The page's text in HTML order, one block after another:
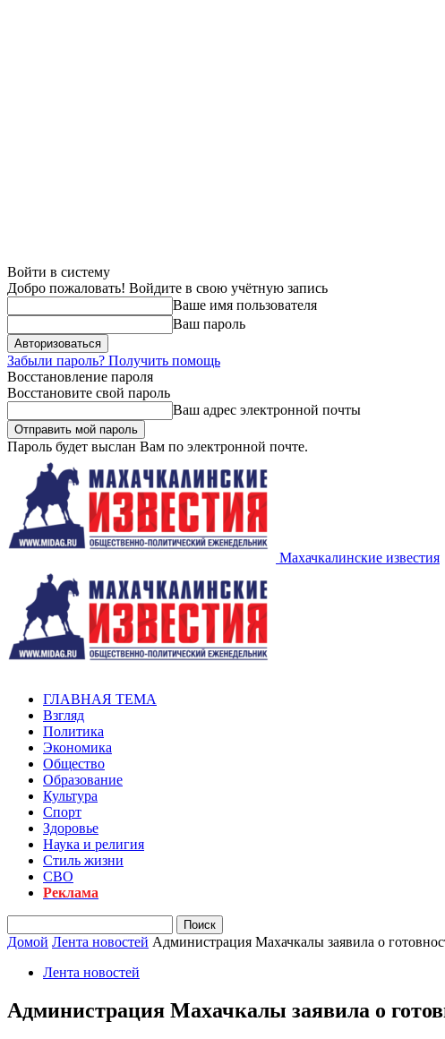
Войти в систему
Добро пожаловать! Войдите в свою учётную запись
Ваше имя пользователя
Ваш пароль
Забыли пароль? Получить помощь
Восстановление пароля
Восстановите свой пароль
Ваш адрес электронной почты
Пароль будет выслан Вам по электронной почте.
Махачкалинские известия
ГЛАВНАЯ ТЕМА
Взгляд
Политика
Экономика
Общество
Образование
Культура
Спорт
Здоровье
Наука и религия
Стиль жизни
СВО
Реклама
Домой Лента новостей Администрация Махачкалы заявила о
Лента новостей
Администрация Махачкалы заявила о